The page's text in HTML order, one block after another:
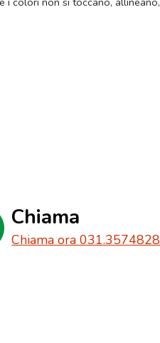
Chiama
Chiama ora 031.3574828